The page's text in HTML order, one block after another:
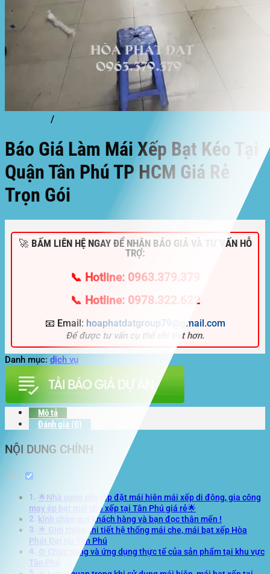
/
Báo Giá Làm Mái Xếp Bạt Kéo Tại
Quận Tân Phú TP HCM Giá Rẻ
Trọn Gói
🚀 BẤM LIÊN HỆ NGAY ĐỂ NHẬN BÁO GIÁ VÀ TƯ VẤN HỖ
TRỢ:
📞 Hotline: 0963.379.379
📞 Hotline: 0978.322.622
📧 Email: hoaphatdatgroup79@gmail.com
Để được tư vấn cụ thể chi tiết hơn.
Danh mục: dịch vụ
Mô tả
Đánh giá (0)
NỘI DUNG CHÍNH
🌟Nhà cung cấp lắp đặt mái hiên mái xếp di động, gia công
may ép bạt mái che xếp tại Tân Phú giá rẻ🌟
kính chào quý khách hàng và bạn đọc thân mến !
🌟 Giới thiệu chi tiết hệ thống mái che, mái bạt xếp Hòa
Phát Đạt tại Tân Phú
⚙️ Chức năng và ứng dụng thực tế của sản phẩm tại khu vực
Tân Phú